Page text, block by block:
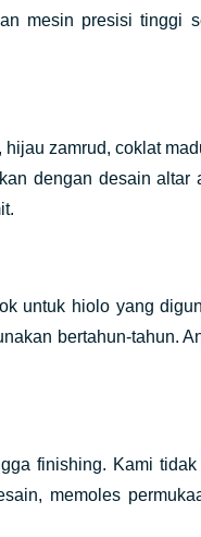
mesin presisi tinggi
zamrud, coklat
dengan desain altar
untuk hiolo yang
bertahun-tahun.
finishing. Kami tidak
memoles